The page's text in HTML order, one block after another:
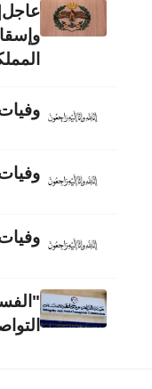
وفيات
وفيات
وفيات